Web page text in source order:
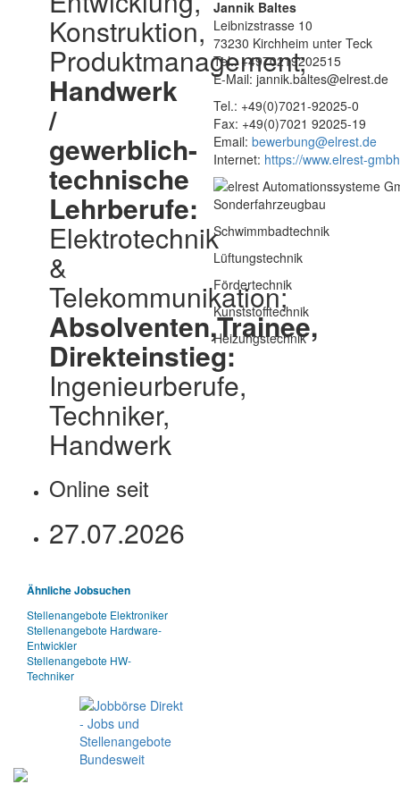
Konstruktion,
Produktmanagement;
Handwerk
/
gewerblich-
technische
Lehrberufe:
Elektrotechnik
&
Telekommunikation;
Absolventen,Trainee,
Direkteinstieg:
Ingenieurberufe,
Techniker,
Handwerk
Online seit
27.07.2026
Ähnliche Jobsuchen
Stellenangebote Elektroniker
Stellenangebote Hardware-
Entwickler
Stellenangebote HW-
Techniker
Jannik Baltes
Leibnizstrasse 10
73230 Kirchheim unter Teck
Tel.: +4970219202515
E-Mail: jannik.baltes@elrest.de
Tel.: +49(0)7021-92025-0
Fax: +49(0)7021 92025-19
Email: bewerbung@elrest.de
Internet: https://www.elrest-
Sonderfahrzeugbau
Schwimmbadtechnik
Lüftungstechnik
Fördertechnik
Kunststofftechnik
Heizungstechnik